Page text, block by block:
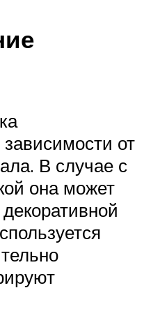
зависимости от
В случае с
она может